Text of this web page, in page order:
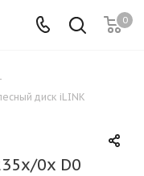
0
-
диск iLINK
0x D0